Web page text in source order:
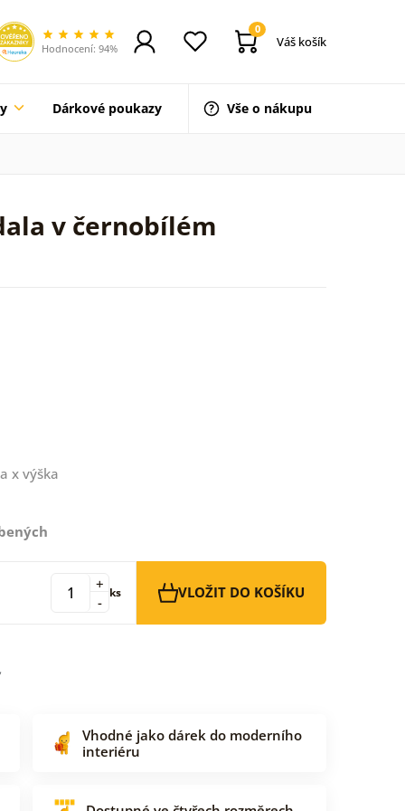
Hodnocení: 94%
0
Váš košík
Dárkové poukazy Vše o nákupu
v černobílém
x výška
-
+ ks VLOŽIT DO KOŠÍKU
Vhodné jako dárek do moderního
interiéru